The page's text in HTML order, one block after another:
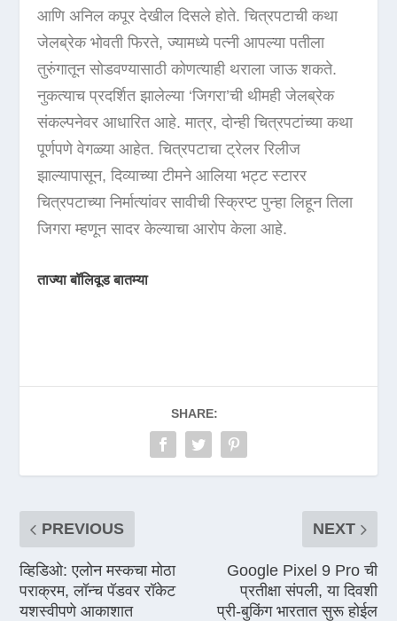
आणि अनिल कपूर देखील दिसले होते. चित्रपटाची कथा
जेलब्रेक भोवती फिरते, ज्यामध्ये पत्नी आपल्या पतीला
तुरुंगातून सोडवण्यासाठी कोणत्याही थराला जाऊ शकते.
नुकत्याच प्रदर्शित झालेल्या ‘जिगरा’ची थीमही जेलब्रेक
संकल्पनेवर आधारित आहे. मात्र, दोन्ही चित्रपटांच्या कथा
पूर्णपणे वेगळ्या आहेत. चित्रपटाचा ट्रेलर रिलीज
झाल्यापासून, दिव्याच्या टीमने आलिया भट्ट स्टारर
चित्रपटाच्या निर्मात्यांवर सावीची स्क्रिप्ट पुन्हा लिहून तिला
जिगरा म्हणून सादर केल्याचा आरोप केला आहे.
ताज्या बॉलिवूड बातम्या
SHARE:
PREVIOUS
व्हिडिओ: एलोन मस्कचा मोठा
पराक्रम, लॉन्च पॅडवर रॉकेट
यशस्वीपणे आकाशात
NEXT
Google Pixel 9 Pro ची
प्रतीक्षा संपली, या दिवशी
प्री-बुकिंग भारतात सुरू होईल